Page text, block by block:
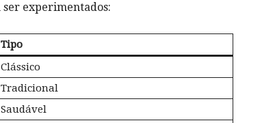
ser experimentados:
Tipo
Clássico
Tradicional
Saudável